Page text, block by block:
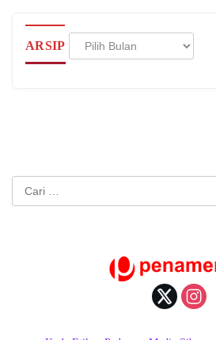
ARSIP
Arsip